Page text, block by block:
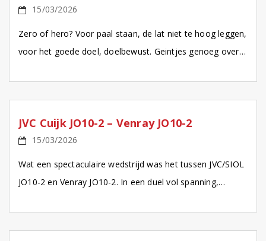
15/03/2026
Zero of hero? Voor paal staan, de lat niet te hoog leggen,
voor het goede doel, doelbewust. Geintjes genoeg over
JVC Cuijk JO10-2 – Venray JO10-2
15/03/2026
Wat een spectaculaire wedstrijd was het tussen JVC/SIOL
JO10-2 en Venray JO10-2. In een duel vol spanning,